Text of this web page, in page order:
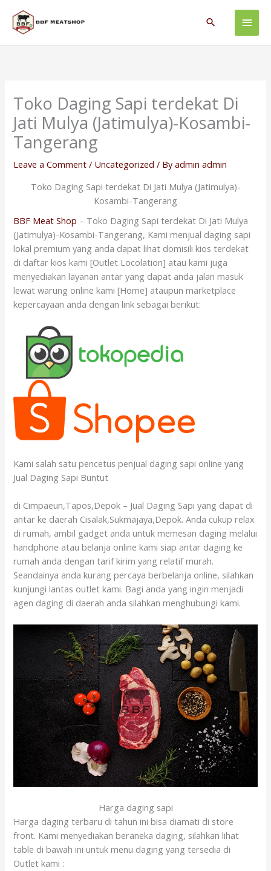
content
Main
Search
Toko Daging Sapi terdekat Di
Jati Mulya (Jatimulya)-Kosambi-
Tangerang
Leave a Comment / Uncategorized / Byadmin admin
Toko Daging Sapi terdekat Di Jati Mulya (Jatimulya)-
Kosambi-Tangerang
BBF Meat Shop – Toko Daging Sapi terdekat Di Jati Mulya
(Jatimulya)-Kosambi-Tangerang, Kami menjual daging sapi
lokal premium yang anda dapat lihat domisili kios terdekat
di daftar kios kami [Outlet Locolation] atau kami juga
menyediakan layanan antar yang dapat anda jalan masuk
lewat warung online kami [Home] ataupun marketplace
kepercayaan anda dengan link sebagai berikut:
Kami salah satu pencetus penjual daging sapi online yang
Jual Daging Sapi Buntut
di Cimpaeun,Tapos,Depok – Jual Daging Sapi yang dapat di
antar ke daerah Cisalak,Sukmajaya,Depok. Anda cukup relax
di rumah, ambil gadget anda untuk memesan daging melalui
handphone atau belanja online kami siap antar daging ke
rumah anda dengan tarif kirim yang relatif murah.
Seandainya anda kurang percaya berbelanja online, silahkan
kunjungi lantas outlet kami. Bagi anda yang ingin menjadi
agen daging di daerah anda silahkan menghubungi kami.
Harga daging sapi
Harga daging terbaru di tahun ini bisa diamati di store
front. Kami menyediakan beraneka daging, silahkan lihat
table di bawah ini untuk menu daging yang tersedia di
Outlet kami :